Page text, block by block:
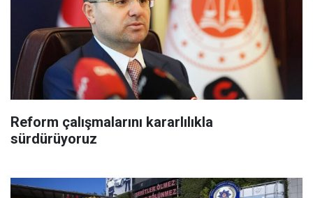
Reform çalışmalarını kararlılıkla
sürdürüyoruz